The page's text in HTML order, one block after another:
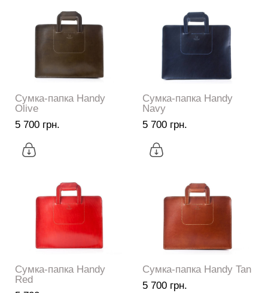
Сумка-папка Handy
Olive
5 700 грн.
Сумка-папка Handy
Navy
5 700 грн.
Сумка-папка Handy
Red
Сумка-папка Handy Tan
5 700 грн.